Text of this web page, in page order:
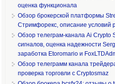
оценка функционала
Обзор брокерской платформы
Стримфорекс, описание условий
Обзор телеграм-канала Ai Crypto
сигналов, оценка надежности
заработка Etoromario и
Обзор телеграмм канала
проверка торговли с Cryptosmaz